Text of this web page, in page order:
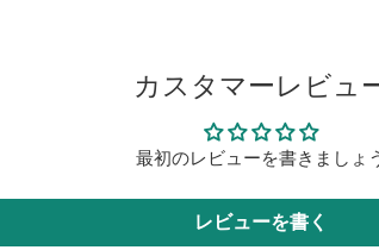
カスタマーレビュ
最初のレビューを書きましょ
レビューを書く